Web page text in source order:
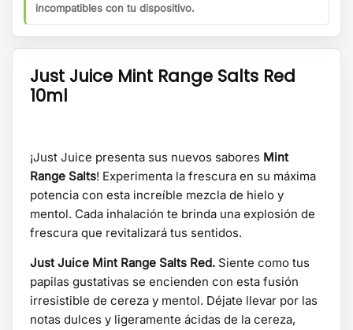
incompatibles con tu dispositivo.
Just Juice Mint Range Salts Red
10ml
¡Just Juice presenta sus nuevos sabores Mint
Range Salts! Experimenta la frescura en su máxima
potencia con esta increíble mezcla de hielo y
mentol. Cada inhalación te brinda una explosión de
frescura que revitalizará tus sentidos.
Just Juice Mint Range Salts Red. Siente como tus
papilas gustativas se encienden con esta fusión
irresistible de cereza y mentol. Déjate llevar por las
notas dulces y ligeramente ácidas de la cereza,